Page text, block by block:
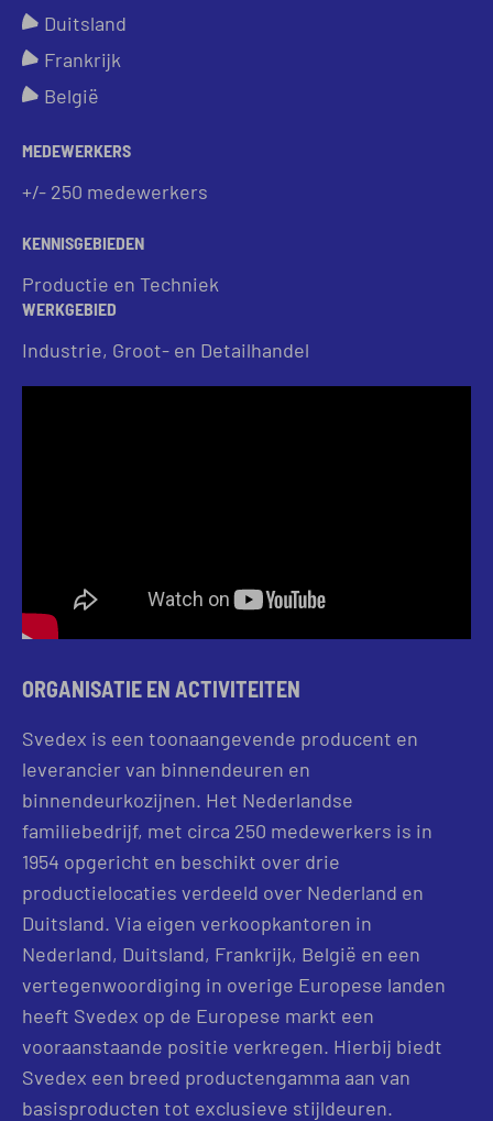
Duitsland
Frankrijk
België
MEDEWERKERS
+/- 250 medewerkers
KENNISGEBIEDEN
Productie en Techniek
WERKGEBIED
Industrie, Groot- en Detailhandel
ORGANISATIE EN ACTIVITEITEN
Svedex is een toonaangevende producent en
leverancier van binnendeuren en
binnendeurkozijnen. Het Nederlandse
familiebedrijf, met circa 250 medewerkers is in
1954 opgericht en beschikt over drie
productielocaties verdeeld over Nederland en
Duitsland. Via eigen verkoopkantoren in
Nederland, Duitsland, Frankrijk, België en een
vertegenwoordiging in overige Europese landen
heeft Svedex op de Europese markt een
vooraanstaande positie verkregen. Hierbij biedt
Svedex een breed productengamma aan van
basisproducten tot exclusieve stijldeuren.